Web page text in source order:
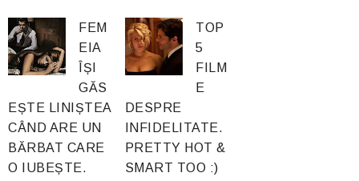
FEM
EIA
ÎȘI
GĂS
EȘTE LINIȘTEA
CÂND ARE UN
BĂRBAT CARE
O IUBEȘTE.
TOP
5
FILM
E
DESPRE
INFIDELITATE.
PRETTY HOT &
SMART TOO :)